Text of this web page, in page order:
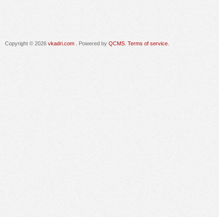
Copyright © 2026 vkadri.com . Powered by QCMS Terms of service.